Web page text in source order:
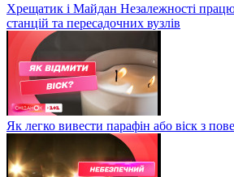
Хрещатик і Майдан Незалежності
станцій та пересадочних вузлів
Як легко вивести парафін або віск з